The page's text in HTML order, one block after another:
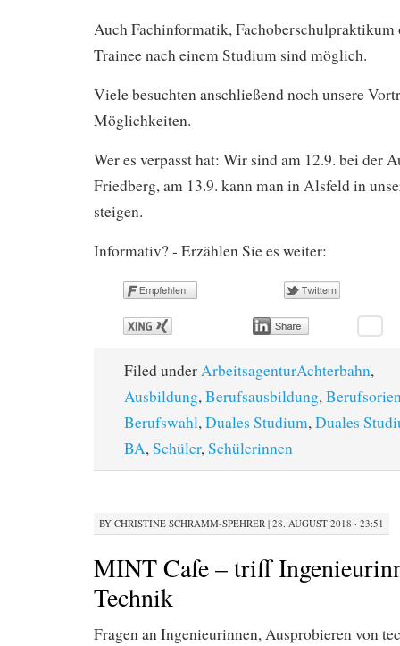
Auch Fachinformatik, Fachoberschulpraktikum
Trainee nach einem Studium sind möglich.
Viele besuchten anschließend noch unsere
Möglichkeiten.
Wer es verpasst hat: Wir sind am 12.9. bei der
Friedberg, am 13.9. kann man in Alsfeld in
steigen.
Informativ? - Erzählen Sie es weiter:
Filed under ArbeitsagenturAchterbahn,
Ausbildung, Berufsausbildung,
Berufswahl, Duales Studium, Duales
BA, Schüler, Schülerinnen
BY CHRISTINE SCHRAMM-SPEHRER | 28. AUGUST 2018 · 23:51
MINT Cafe – triff
Technik
Fragen an Ingenieurinnen, Ausprobieren von